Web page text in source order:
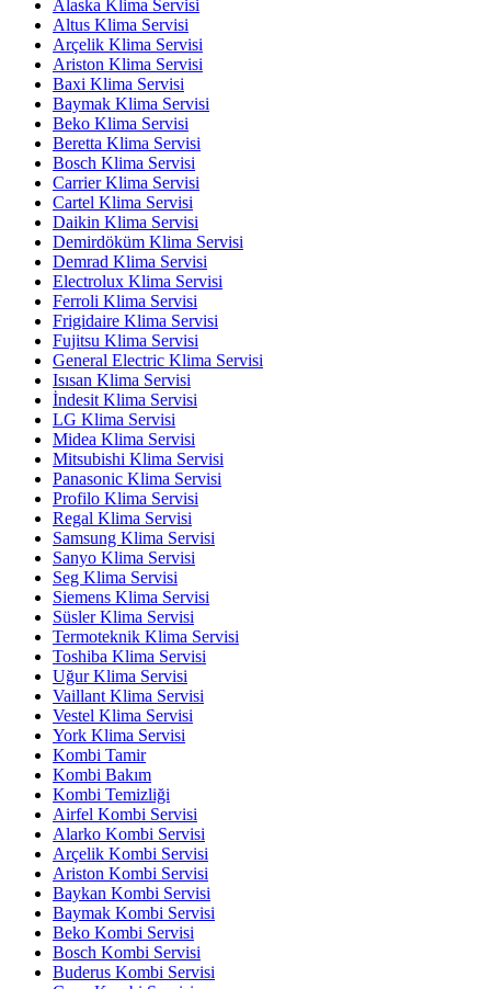
Alaska Klima Servisi
Altus Klima Servisi
Arçelik Klima Servisi
Ariston Klima Servisi
Baxi Klima Servisi
Baymak Klima Servisi
Beko Klima Servisi
Beretta Klima Servisi
Bosch Klima Servisi
Carrier Klima Servisi
Cartel Klima Servisi
Daikin Klima Servisi
Demirdöküm Klima Servisi
Demrad Klima Servisi
Electrolux Klima Servisi
Ferroli Klima Servisi
Frigidaire Klima Servisi
Fujitsu Klima Servisi
General Electric Klima Servisi
Isısan Klima Servisi
İndesit Klima Servisi
LG Klima Servisi
Midea Klima Servisi
Mitsubishi Klima Servisi
Panasonic Klima Servisi
Profilo Klima Servisi
Regal Klima Servisi
Samsung Klima Servisi
Sanyo Klima Servisi
Seg Klima Servisi
Siemens Klima Servisi
Süsler Klima Servisi
Termoteknik Klima Servisi
Toshiba Klima Servisi
Uğur Klima Servisi
Vaillant Klima Servisi
Vestel Klima Servisi
York Klima Servisi
Kombi Tamir
Kombi Bakım
Kombi Temizliği
Airfel Kombi Servisi
Alarko Kombi Servisi
Arçelik Kombi Servisi
Ariston Kombi Servisi
Baykan Kombi Servisi
Baymak Kombi Servisi
Beko Kombi Servisi
Bosch Kombi Servisi
Buderus Kombi Servisi